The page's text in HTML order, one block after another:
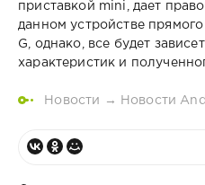
приставкой mini, дает
данном устройстве
G, однако, все будет
характеристик и
Новости → Новости